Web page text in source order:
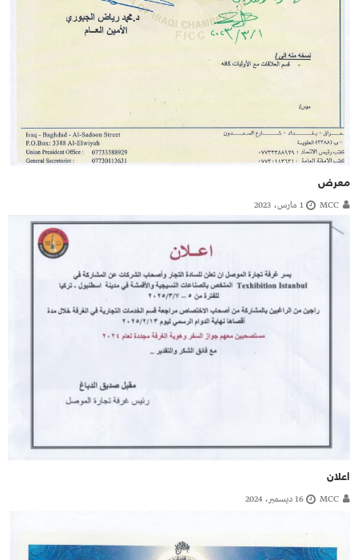
معرض
MCC 1 مارس، 2023
اعلان
MCC 16 ديسمبر، 2024